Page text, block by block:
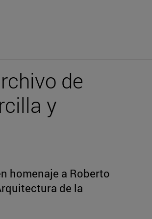
de
y
homenaje a Roberto
de la